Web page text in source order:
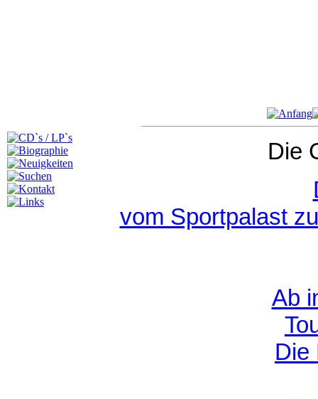
Die
vom Sportpalast
Ab
Die